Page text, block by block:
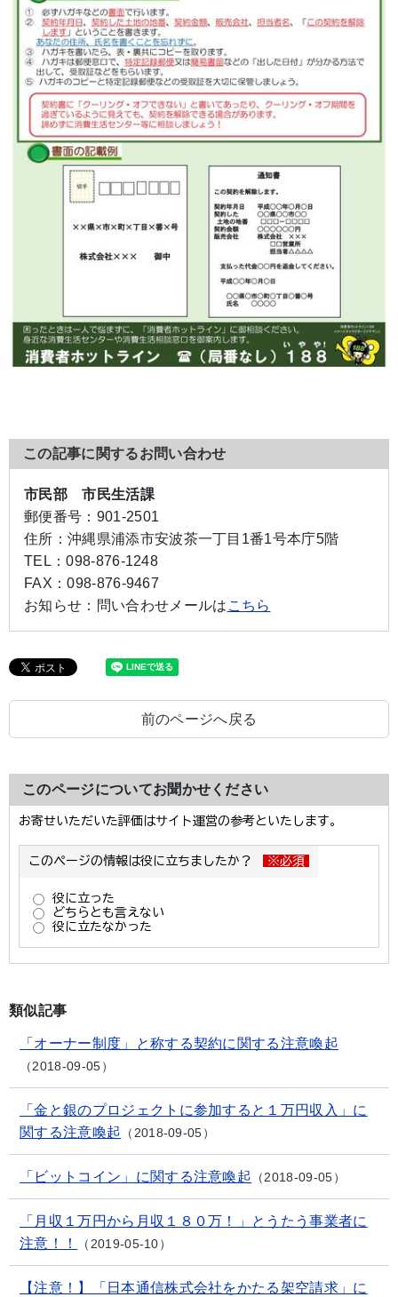
この記事に関するお問い合わせ
市民部 市民生活課
郵便番号： 901-2501
住所： 沖縄県浦添市安波茶一丁目1番1号本庁5階
TEL：098-876-1248
FAX：098-876-9467
お知らせ： 問い合わせメールは こちら
前のページへ戻る
このページについてお聞かせください
類似記事
「オーナー制度」と称する契約に関する注意喚起
2018-09-05
「金と銀のプロジェクトに参加すると１万円収入」に
関する注意喚起
2018-09-05
「ビットコイン」に関する注意喚起 2018-09-05
「月収１万円から月収１８０万！」とうたう事業者に
注意！！
2019-05-10
【注意！】「日本通信株式会社をかたる架空請求」に